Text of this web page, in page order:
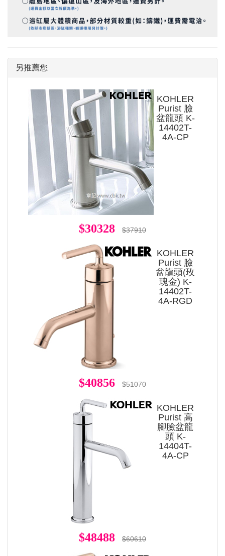
另推薦您
KOHLER
Purist 臉
盆龍頭 K-
14402T-
4A-CP
$30328 $37910
KOHLER
Purist 臉
盆龍頭(玫
瑰金) K-
14402T-
4A-RGD
$40856 $51070
KOHLER
Purist 高
腳臉盆龍
頭 K-
14404T-
4A-CP
$48488 $60610